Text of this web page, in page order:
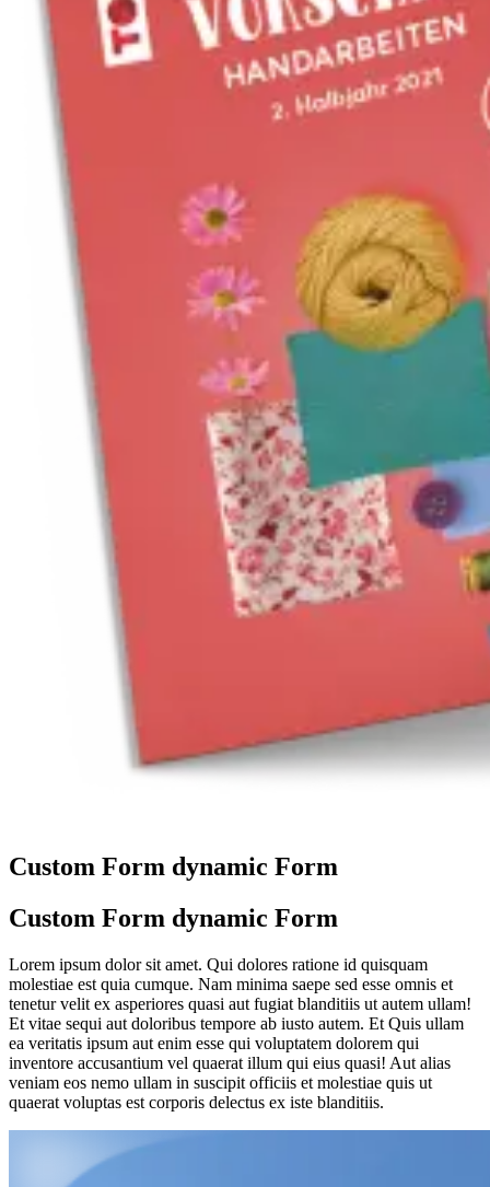
Custom Form dynamic Form
Custom Form dynamic Form
Lorem ipsum dolor sit amet. Qui dolores ratione id quisquam
molestiae est quia cumque. Nam minima saepe sed esse omnis et
tenetur velit ex asperiores quasi aut fugiat blanditiis ut autem ullam!
Et vitae sequi aut doloribus tempore ab iusto autem. Et Quis ullam
ea veritatis ipsum aut enim esse qui voluptatem dolorem qui
inventore accusantium vel quaerat illum qui eius quasi! Aut alias
veniam eos nemo ullam in suscipit officiis et molestiae quis ut
quaerat voluptas est corporis delectus ex iste blanditiis.